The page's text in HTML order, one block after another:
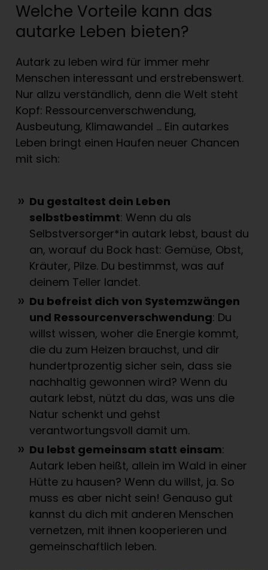
Welche Vorteile kann das
autarke Leben bieten?
Autark zu leben wird für immer mehr
Menschen interessant und erstrebenswert.
Nur allzu verständlich, denn die Welt steht
Kopf: Ressourcenverschwendung,
Ausbeutung, Klimawandel … Ein autarkes
Leben bringt einen Haufen neuer Chancen
mit sich:
Du gestaltest dein Leben
selbstbestimmt: Wenn du als
Selbstversorger*in autark lebst, baust du
an, worauf du Bock hast: Gemüse, Obst,
Kräuter, Pilze. Du bestimmst, was auf
deinem Teller landet.
Du befreist dich von Systemzwängen
und Ressourcenverschwendung: Du
willst wissen, woher die Energie kommt,
die du zum Heizen brauchst, und dir
hundertprozentig sicher sein, dass sie
nachhaltig gewonnen wird? Wenn du
autark lebst, nützt du das, was uns die
Natur schenkt und gehst
verantwortungsvoll damit um.
Du lebst gemeinsam statt einsam:
Autark leben heißt, allein im Wald in einer
Hütte zu hausen? Wenn du willst, ja. So
muss es aber nicht sein! Genauso gut
kannst du dich mit anderen Menschen
vernetzen, mit ihnen kooperieren und
gemeinschaftlich leben.